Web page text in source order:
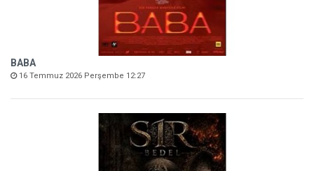
BABA
16 Temmuz 2026 Perşembe 12:27